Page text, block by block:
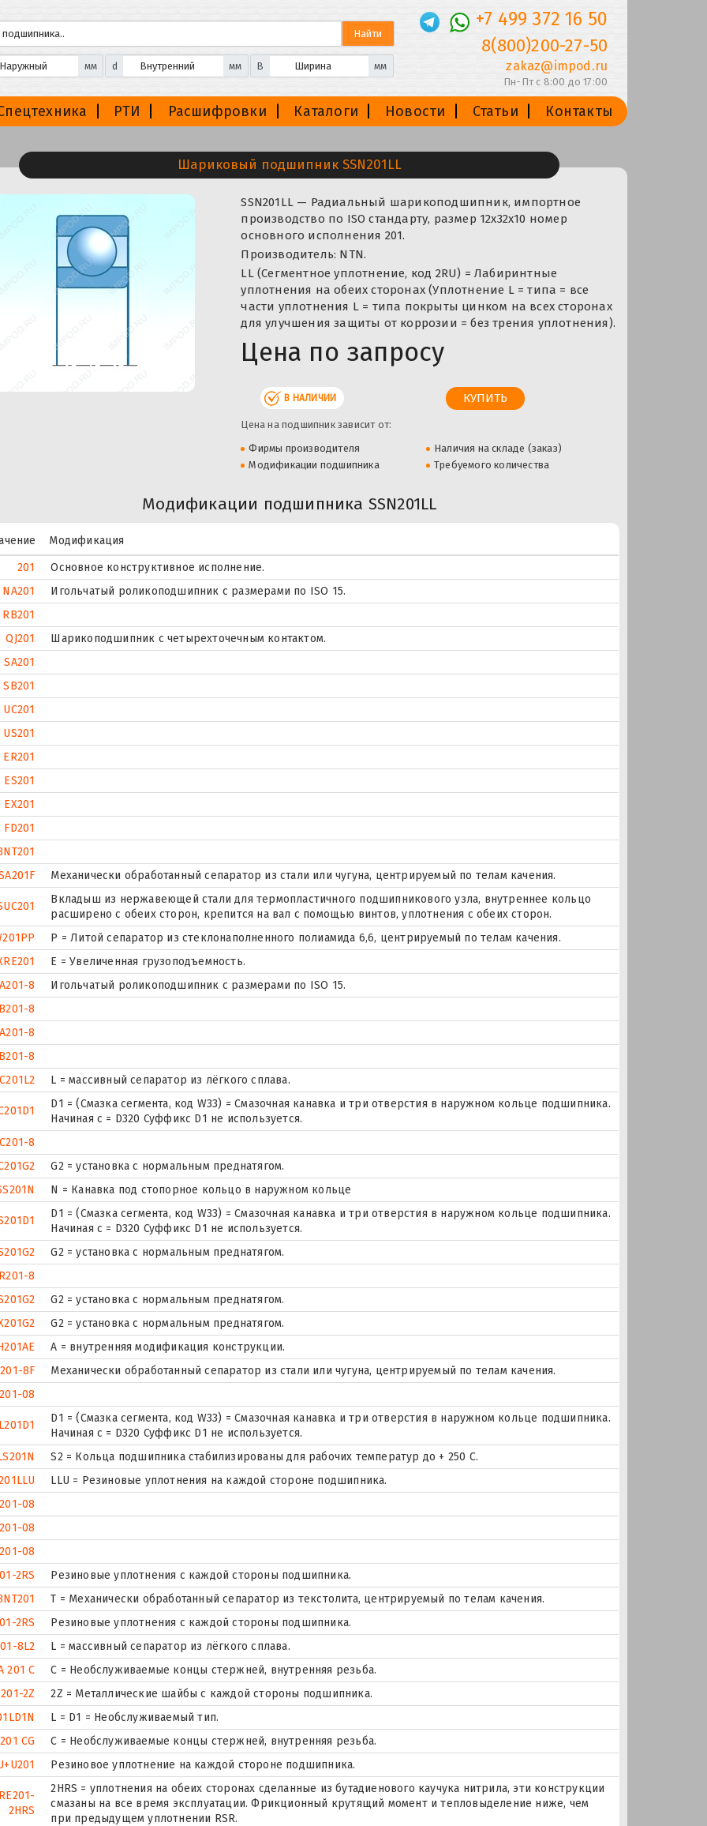
мм d мм B мм
+7 499 372 16 50
8(800)200-27-50
zakaz@impod.ru
Пн-Пт с 8:00 до 17:00
РТИ Расшифровки Каталоги Новости Статьи Контакты
Шариковый подшипник SSN201LL
SSN201LL — Радиальный шарикоподшипник, импортное
производство по ISO стандарту, размер 12x32x10 номер
основного исполнения 201.
Производитель: NTN.
LL (Сегментное уплотнение, код 2RU) = Лабиринтные
уплотнения на обеих сторонах (Уплотнение L = типа = все
части уплотнения L = типа покрыты цинком на всех сторонах
для улучшения защиты от коррозии = без трения уплотнения).
Цена по запросу
В НАЛИЧИИ
Цена на подшипник зависит от:
Фирмы производителя
Наличия на складе (заказ)
Модификации подшипника
Требуемого количества
Модификации подшипника SSN201LL
Модификация
201
Основное конструктивное исполнение.
NA201
Игольчатый роликоподшипник с размерами по ISO 15.
RB201
QJ201
Шарикоподшипник с четырехточечным контактом.
SA201
SB201
UC201
US201
ER201
ES201
EX201
FD201
Механически обработанный сепаратор из стали или чугуна, центрируемый по телам качения.
Вкладыш из нержавеющей стали для термопластичного подшипникового узла, внутреннее кольцо
расширено с обеих сторон, крепится на вал с помощью винтов, уплотнения с обеих сторон.
P = Литой сепаратор из стеклонаполненного полиамида 6,6, центрируемый по телам качения.
Е = Увеличенная грузоподъемность.
8
Игольчатый роликоподшипник с размерами по ISO 15.
8
8
8
L = массивный сепаратор из лёгкого сплава.
D1 = (Смазка сегмента, код W33) = Смазочная канавка и три отверстия в наружном кольце подшипника.
Начиная с = D320 Суффикс D1 не используется.
8
G2 = установка с нормальным преднатягом.
N = Канавка под стопорное кольцо в наружном кольце
D1 = (Смазка сегмента, код W33) = Смазочная канавка и три отверстия в наружном кольце подшипника.
Начиная с = D320 Суффикс D1 не используется.
G2 = установка с нормальным преднатягом.
8
G2 = установка с нормальным преднатягом.
G2 = установка с нормальным преднатягом.
A = внутренняя модификация конструкции.
8F
Механически обработанный сепаратор из стали или чугуна, центрируемый по телам качения.
08
D1 = (Смазка сегмента, код W33) = Смазочная канавка и три отверстия в наружном кольце подшипника.
Начиная с = D320 Суффикс D1 не используется.
S2 = Кольца подшипника стабилизированы для рабочих температур до + 250 С.
LLU = Резиновые уплотнения на каждой стороне подшипника.
08
08
08
2RS
Резиновые уплотнения с каждой стороны подшипника.
T = Механически обработанный сепаратор из текстолита, центрируемый по телам качения.
2RS
Резиновые уплотнения с каждой стороны подшипника.
8L2
L = массивный сепаратор из лёгкого сплава.
201 C
С = Необслуживаемые концы стержней, внутренняя резьба.
2Z
2Z = Металлические шайбы с каждой стороны подшипника.
L = D1 = Необслуживаемый тип.
CG
С = Необслуживаемые концы стержней, внутренняя резьба.
Резиновое уплотнение на каждой стороне подшипника.
2HRS
2HRS = уплотнения на обеих сторонах сделанные из бутадиенового каучука нитрила, эти конструкции
смазаны на все время эксплуатации. Фрикционный крутящий момент и тепловыделение ниже, чем
при предыдущем уплотнении RSR.